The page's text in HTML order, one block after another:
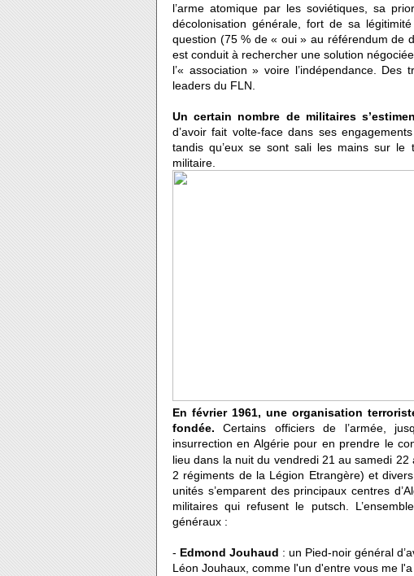
l’arme atomique par les soviétiques, sa
décolonisation générale, fort de sa
question (75 % de « oui » au référendum de
est conduit à rechercher une solution
l’« association » voire l’indépendance. Des
leaders du FLN.
Un certain nombre de militaires
d’avoir fait volte-face dans ses
tandis qu’eux se sont sali les mains sur
militaire.
En février 1961, une organisation
fondée. Certains officiers de l’armée,
insurrection en Algérie pour en prendre le
lieu dans la nuit du vendredi 21 au samedi
2 régiments de la Légion Etrangère) et
unités s’emparent des principaux centres
militaires qui refusent le putsch.
généraux :
- Edmond Jouhaud : un Pied-noir général
Léon Jouhaux, comme l'un d'entre vous me